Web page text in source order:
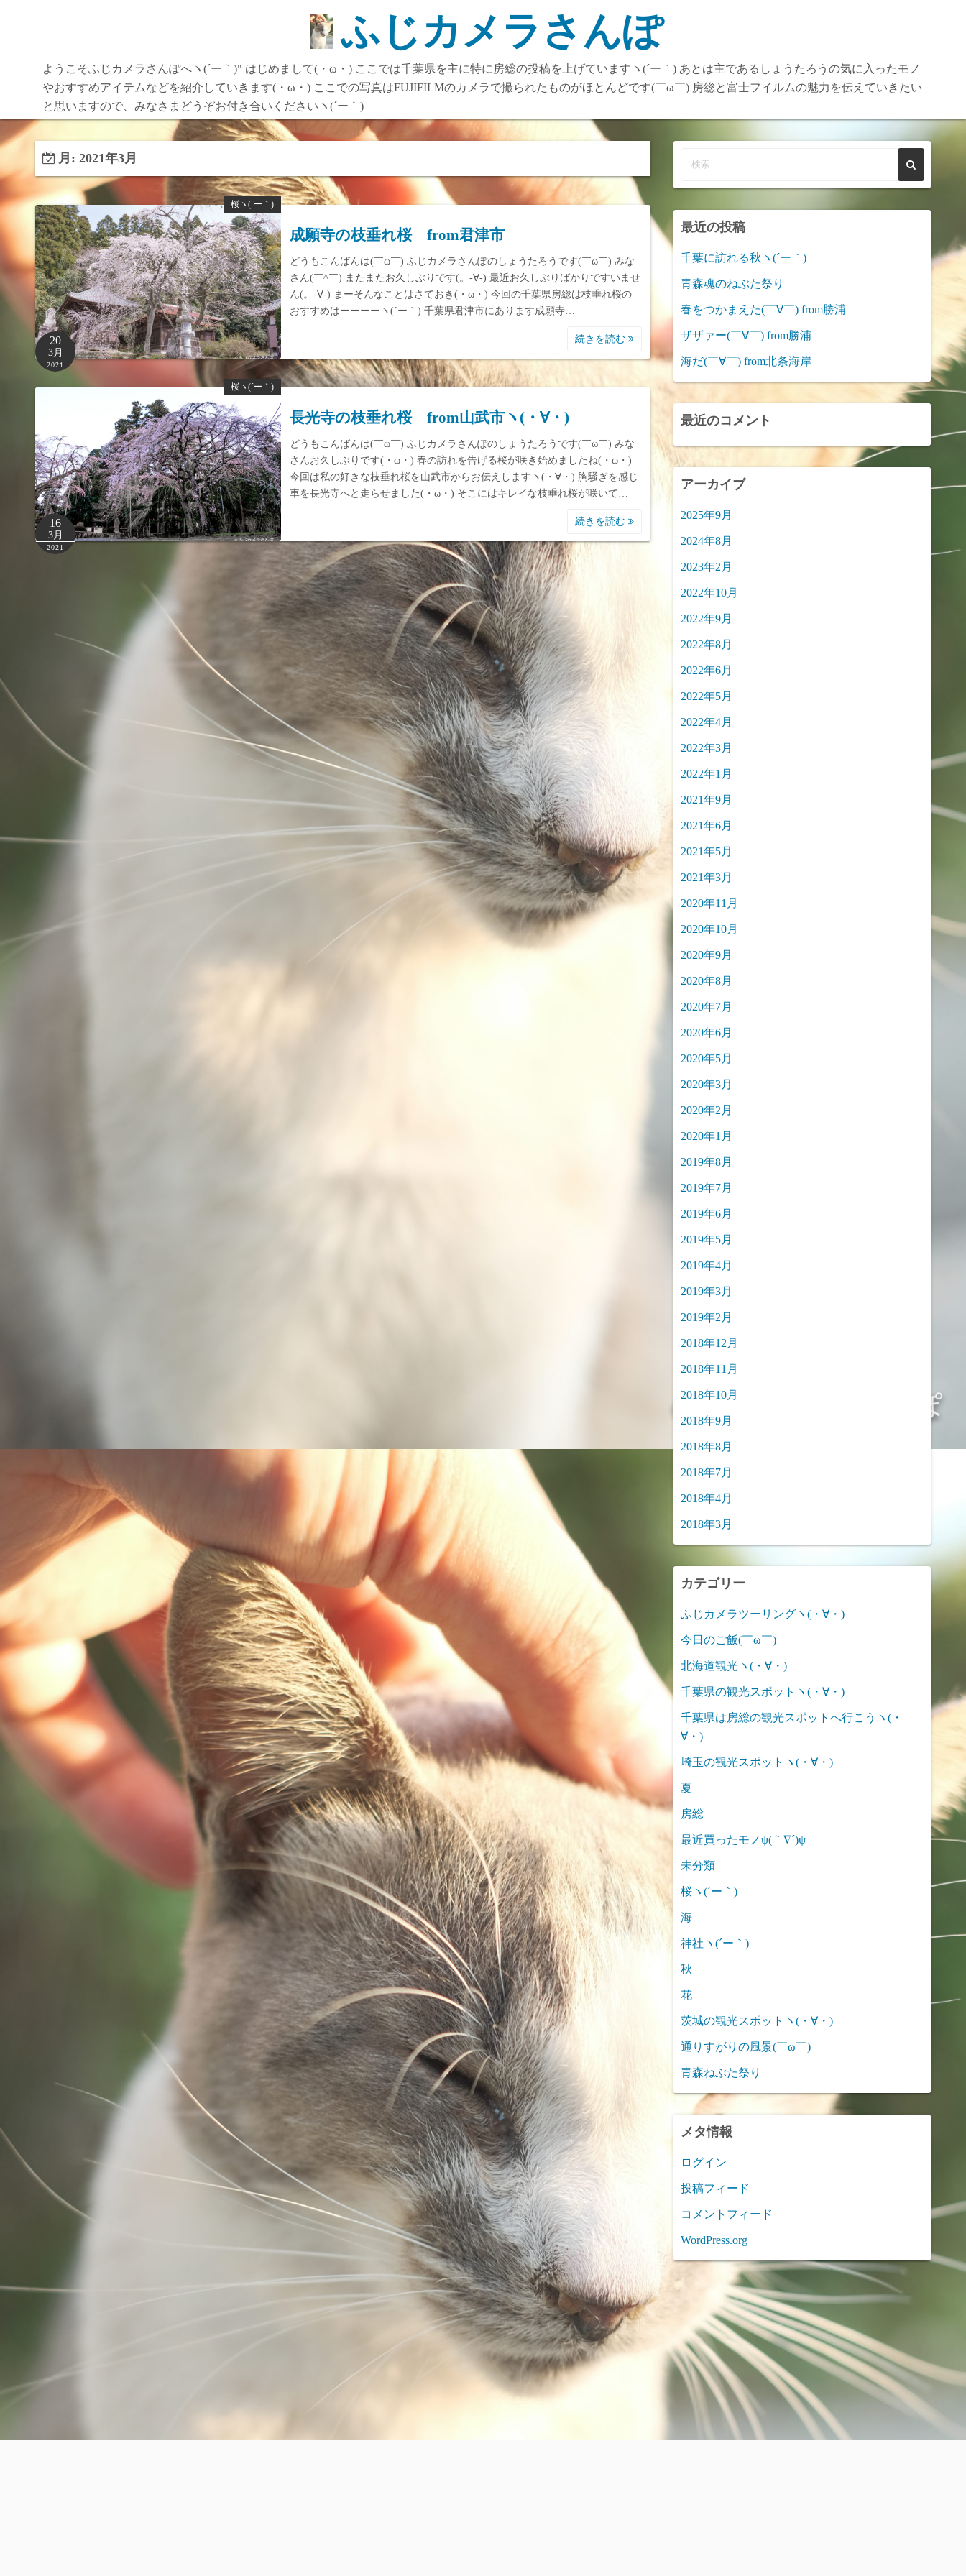
ス
キ
プ
ふじカメラさんぽ
ようこそふじカメラさんぽへヽ(´ー｀)" はじめまして(・ω・) ここでは千葉県を主に特に房総の投稿を上げていますヽ(´ー｀) あとは主であるしょうたろうの気に入ったモノ
やおすすめアイテムなどを紹介していきます(・ω・) ここでの写真はFUJIFILMのカメラで撮られたものがほとんどです(￣ω￣) 房総と富士フイルムの魅力を伝えていきたい
と思いますので、みなさまどうぞお付き合いくださいヽ(´ー｀)
月: 2021年3月
桜ヽ(´ー｀)
20
3月
2021
成願寺の枝垂れ桜 from君津市
どうもこんばんは(￣ω￣) ふじカメラさんぽのしょうたろうです(￣ω￣) みな
さん(￣^￣) またまたお久しぶりです(。-∀-) 最近お久しぶりばかりですいませ
ん(。-∀-) まーそんなことはさておき(・ω・) 今回の千葉県房総は枝垂れ桜の
おすすめはーーーーヽ(´ー｀) 千葉県君津市にあります成願寺…
続きを読む
桜ヽ(´ー｀)
16
3月
2021
長光寺の枝垂れ桜 from山武市ヽ(・∀・)
どうもこんばんは(￣ω￣) ふじカメラさんぽのしょうたろうです(￣ω￣) みな
さんお久しぶりです(・ω・) 春の訪れを告げる桜が咲き始めましたね(・ω・)
今回は私の好きな枝垂れ桜を山武市からお伝えしますヽ(・∀・) 胸騒ぎを感じ
車を長光寺へと走らせました(・ω・) そこにはキレイな枝垂れ桜が咲いて…
続きを読む
最近の投稿
千葉に訪れる秋ヽ(´ー｀)
青森魂のねぶた祭り
春をつかまえた(￣∀￣) from勝浦
ザザァー(￣∀￣) from勝浦
海だ(￣∀￣) from北条海岸
最近のコメント
アーカイブ
2025年9月
2024年8月
2023年2月
2022年10月
2022年9月
2022年8月
2022年6月
2022年5月
2022年4月
2022年3月
2022年1月
2021年9月
2021年6月
2021年5月
2021年3月
2020年11月
2020年10月
2020年9月
2020年8月
2020年7月
2020年6月
2020年5月
2020年3月
2020年2月
2020年1月
2019年8月
2019年7月
2019年6月
2019年5月
2019年4月
2019年3月
2019年2月
2018年12月
2018年11月
2018年10月
2018年9月
2018年8月
2018年7月
2018年4月
2018年3月
カテゴリー
ふじカメラツーリングヽ(・∀・)
今日のご飯(￣ω￣)
北海道観光ヽ(・∀・)
千葉県の観光スポットヽ(・∀・)
千葉県は房総の観光スポットへ行こうヽ(・
∀・)
埼玉の観光スポットヽ(・∀・)
夏
房総
最近買ったモノψ(｀∇´)ψ
未分類
桜ヽ(´ー｀)
海
神社ヽ(´ー｀)
秋
花
茨城の観光スポットヽ(・∀・)
通りすがりの風景(￣ω￣)
青森ねぶた祭り
メタ情報
ログイン
投稿フィード
コメントフィード
WordPress.org